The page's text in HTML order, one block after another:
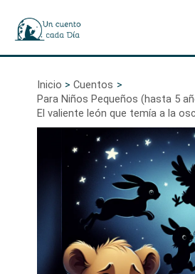
contenido
Inicio
Cuentos
Para Niños Pequeños (hasta 5
El valiente león que temía a la